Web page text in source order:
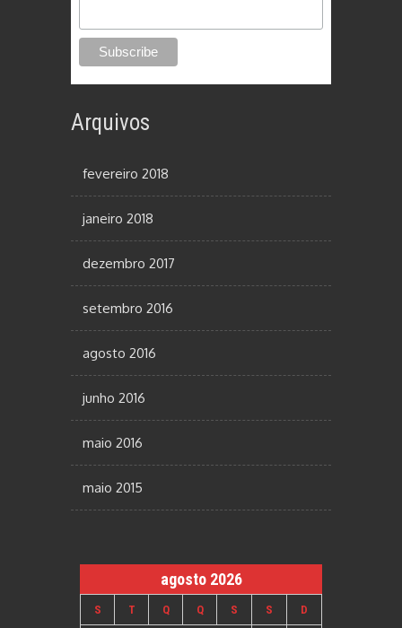
Arquivos
fevereiro 2018
janeiro 2018
dezembro 2017
setembro 2016
agosto 2016
junho 2016
maio 2016
maio 2015
agosto 2026
S T Q Q S S D